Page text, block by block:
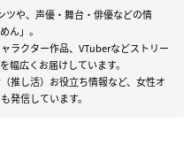
ツや、声優・舞台・俳優などの情
ん」。
ラクター作品、VTuberなどストリー
幅広くお届けしています。
推し活）お役立ち情報など、女性オ
発信しています。